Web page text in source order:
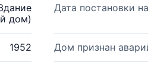
дом)
Дата постановки
1952 Дом признан